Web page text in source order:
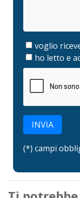
voglio
ho letto e
INVIA
(*) campi